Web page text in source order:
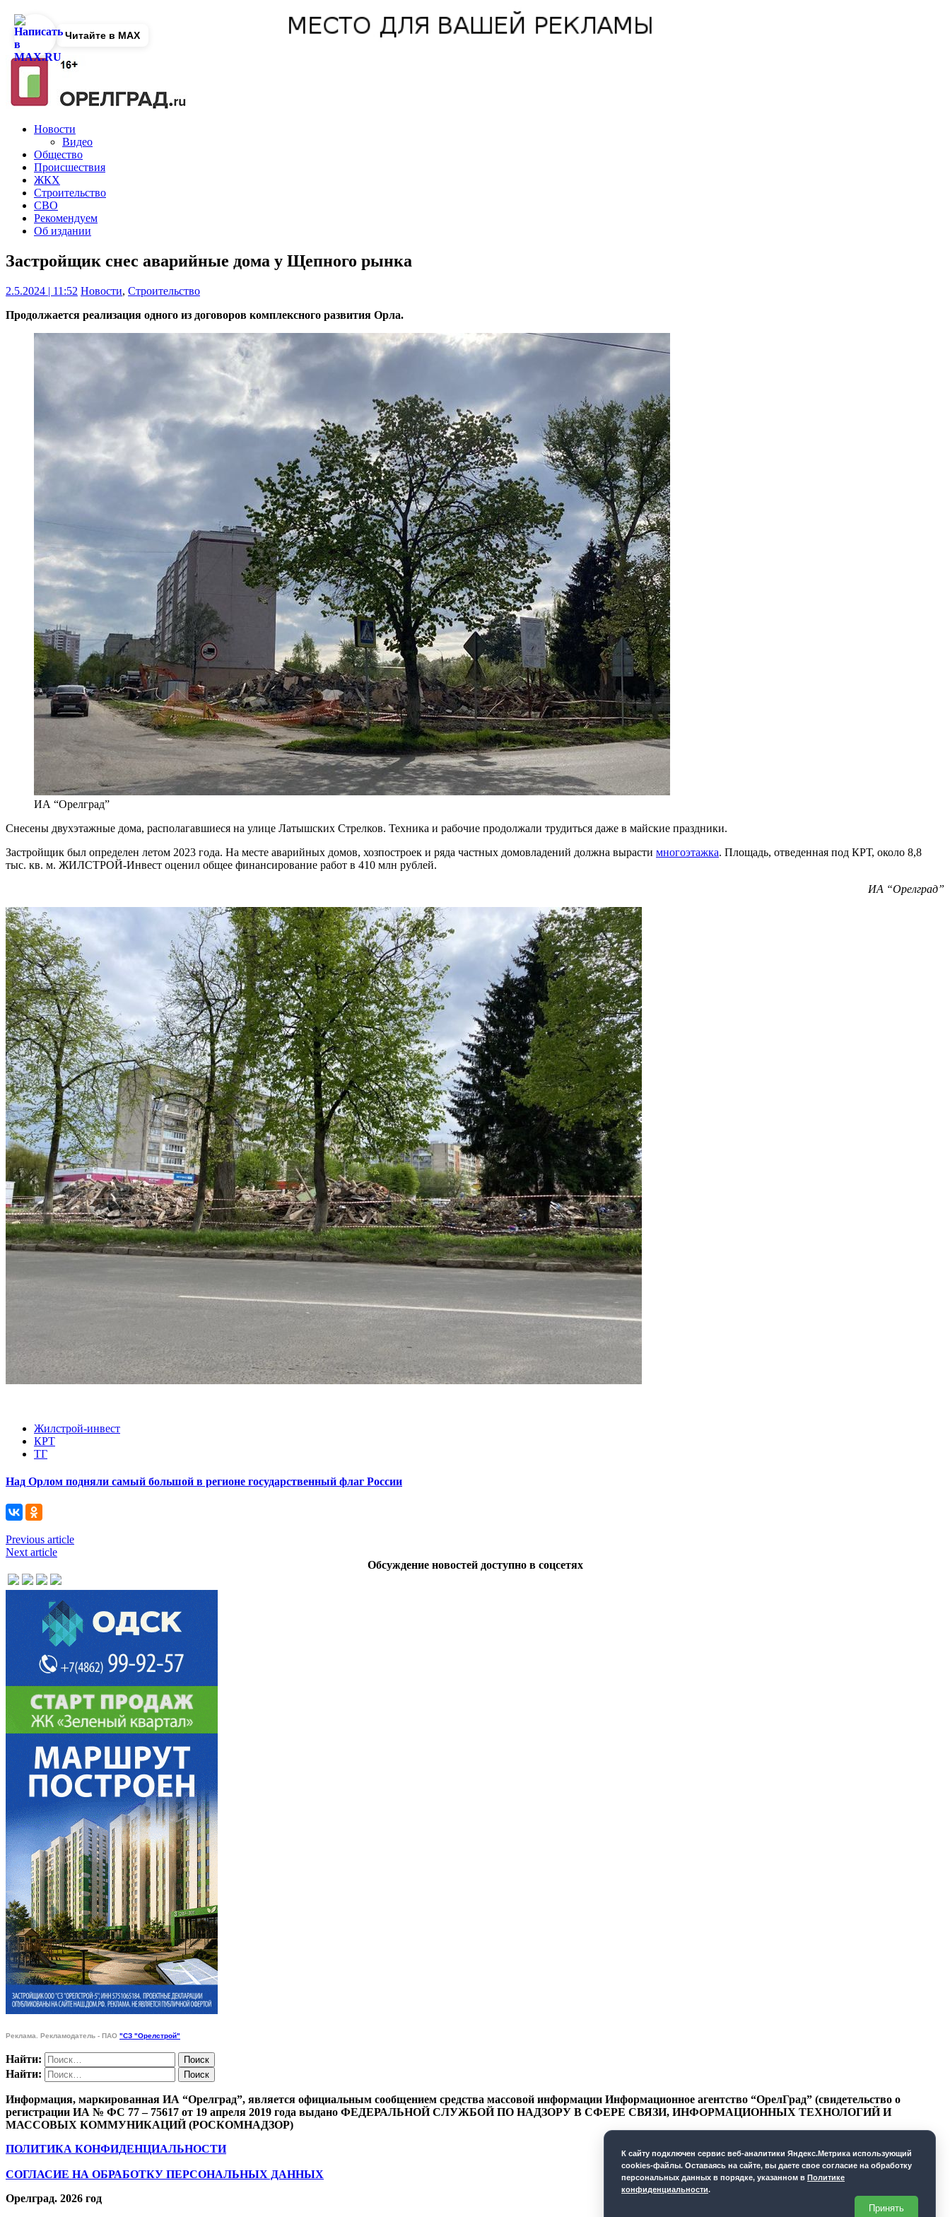
Новости
Видео
Общество
Происшествия
ЖКХ
Строительство
СВО
Рекомендуем
Об издании
Застройщик снес аварийные дома у Щепного рынка
2.5.2024 | 11:52 Новости, Строительство
Продолжается реализация одного из договоров комплексного развития Орла.
ИА “Орелград”
Снесены двухэтажные дома, располагавшиеся на улице Латышских Стрелков. Техника и рабочие продолжали трудиться даже в майские праздники.
Застройщик был определен летом 2023 года. На месте аварийных домов, хозпостроек и ряда частных домовладений должна вырасти многоэтажка. Площадь, отведенная под КРТ, около 8,8
тыс. кв. м. ЖИЛСТРОЙ-Инвест оценил общее финансирование работ в 410 млн рублей.
ИА “Орелград”
Жилстрой-инвест
КРТ
ТГ
Над Орлом подняли самый большой в регионе государственный флаг России
Previous article
Next article
Обсуждение новостей доступно в соцсетях
Реклама. Рекламодатель - ПАО "СЗ "Орелстрой"
Найти:
Найти:
Информация, маркированная ИА “Орелград”, является официальным сообщением средства массовой информации Информационное агентство “ОрелГрад” (свидетельство о
регистрации ИА № ФС 77 – 75617 от 19 апреля 2019 года выдано ФЕДЕРАЛЬНОЙ СЛУЖБОЙ ПО НАДЗОРУ В СФЕРЕ СВЯЗИ, ИНФОРМАЦИОННЫХ ТЕХНОЛОГИЙ И
МАССОВЫХ КОММУНИКАЦИЙ (РОСКОМНАДЗОР)
ПОЛИТИКА КОНФИДЕНЦИАЛЬНОСТИ
СОГЛАСИЕ НА ОБРАБОТКУ ПЕРСОНАЛЬНЫХ ДАННЫХ
Орелград. 2026 год
Читайте в MAX
К cайту подключен сервис веб-аналитики Яндекс.Метрика использующий
cookies-файлы. Оставаясь на сайте, вы даете свое согласие на обработку
персональных данных в порядке, указанном в Политике
конфиденциальности.
Принять